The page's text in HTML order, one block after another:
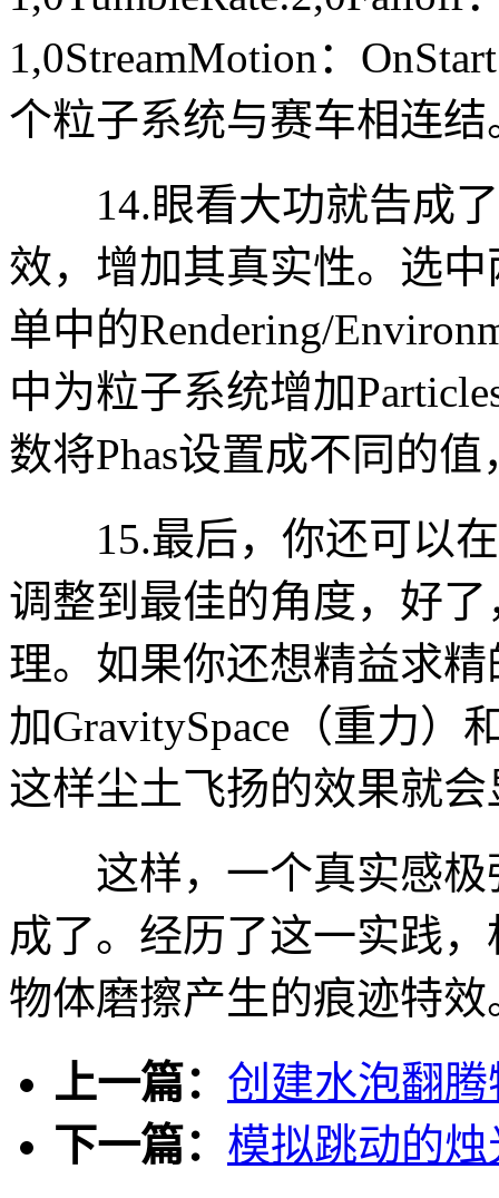
1,0StreamMotion：
个粒子系统与赛车相连结
14.眼看大功就告成了
效，增加其真实性。选
单中的Rendering/
中为粒子系统增加
数将Phas设置成不同的
15.最后，你还可以在
调整到最佳的角度，好
理。如果你还想精益求
加GravitySpace（重力）
这样尘土飞扬的效果就
这样，一个真实感极
成了。经历了这一实践
物体磨擦产生的痕迹特效
上一篇： 创建水泡翻腾
下一篇： 模拟跳动的烛